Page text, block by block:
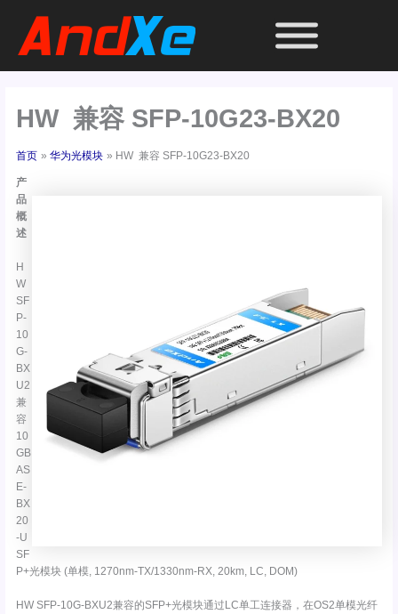
HW 兼容 SFP-10G23-BX20
首页 华为光模块 HW 兼容 SFP-10G23-BX20
产
品
概
述
H
W
SF
P-
10
G-
BX
U2
兼
容
10
GB
AS
E-
BX
20
-U
SF
P+光模块 (单模, 1270nm-TX/1330nm-RX, 20km, LC, DOM)
HW SFP-10G-BXU2兼容的SFP+光模块通过LC单工连接器，在OS2单模光纤